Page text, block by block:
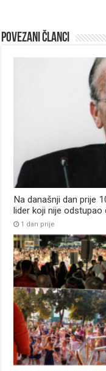
Povezani članci
Na današnji dan prije
lider koji nije odstupao
1 dan prije